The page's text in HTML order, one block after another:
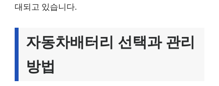
대되고 있습니다.
자동차배터리 선택과 관리
방법